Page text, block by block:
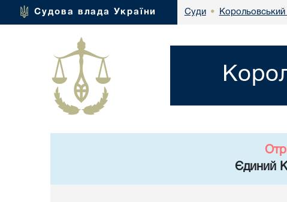
Судова влада України Суди •
Єдиний